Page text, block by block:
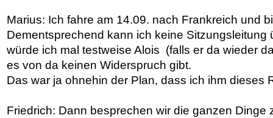
Marius: Ich fahre am 14.09. nach Frankreich und
Dementsprechend kann ich keine Sitzungsleitung
würde ich mal testweise Alois (falls er da wieder
es von da keinen Widerspruch gibt.
Das war ja ohnehin der Plan, dass ich ihm dieses
Friedrich: Dann besprechen wir die ganzen Dinge